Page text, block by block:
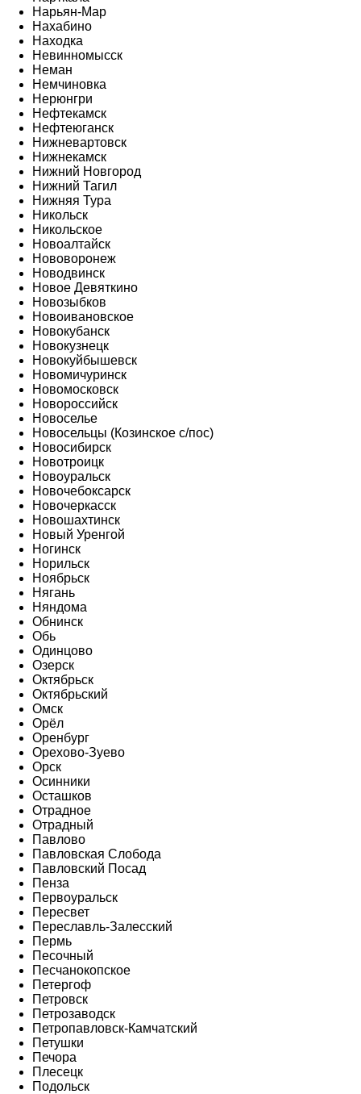
Нарьян-Мар
Нахабино
Находка
Невинномысск
Неман
Немчиновка
Нерюнгри
Нефтекамск
Нефтеюганск
Нижневартовск
Нижнекамск
Нижний Новгород
Нижний Тагил
Нижняя Тура
Никольск
Никольское
Новоалтайск
Нововоронеж
Новодвинск
Новое Девяткино
Новозыбков
Новоивановское
Новокубанск
Новокузнецк
Новокуйбышевск
Новомичуринск
Новомосковск
Новороссийск
Новоселье
Новосельцы (Козинское с/пос)
Новосибирск
Новотроицк
Новоуральск
Новочебоксарск
Новочеркасск
Новошахтинск
Новый Уренгой
Ногинск
Норильск
Ноябрьск
Нягань
Няндома
Обнинск
Обь
Одинцово
Озерск
Октябрьск
Октябрьский
Омск
Орёл
Оренбург
Орехово-Зуево
Орск
Осинники
Осташков
Отрадное
Отрадный
Павлово
Павловская Слобода
Павловский Посад
Пенза
Первоуральск
Пересвет
Переславль-Залесский
Пермь
Песочный
Песчанокопское
Петергоф
Петровск
Петрозаводск
Петропавловск-Камчатский
Петушки
Печора
Плесецк
Подольск